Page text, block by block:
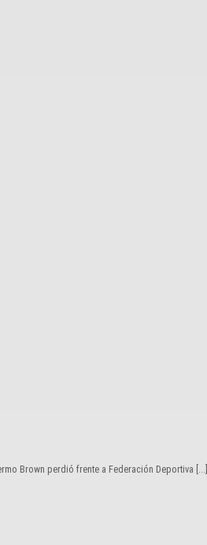
Brown perdió frente a Federación Deportiva [...]